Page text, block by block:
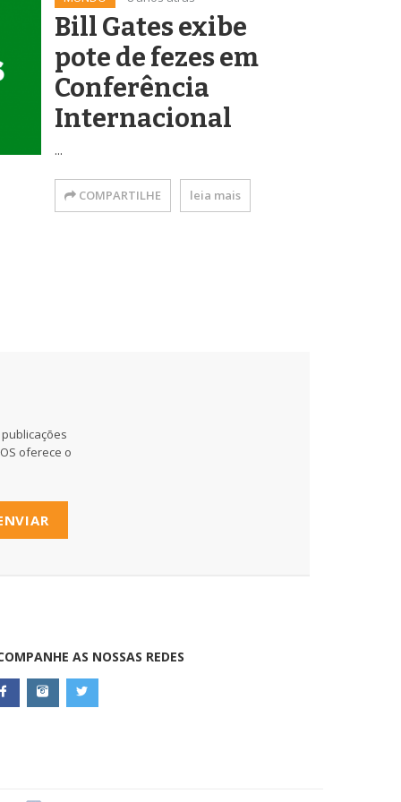
Bill Gates exibe
pote de fezes em
Conferência
Internacional
...
COMPARTILHE leia mais
oferece o
AS NOSSAS REDES